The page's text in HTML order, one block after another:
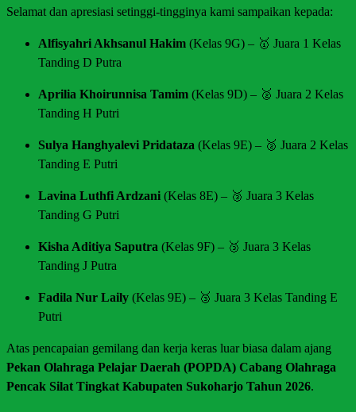
Selamat dan apresiasi setinggi-tingginya kami sampaikan kepada:
Alfisyahri Akhsanul Hakim (Kelas 9G) – 🥇 Juara 1 Kelas
Tanding D Putra
Aprilia Khoirunnisa Tamim (Kelas 9D) – 🥈 Juara 2 Kelas
Tanding H Putri
Sulya Hanghyalevi Pridataza (Kelas 9E) – 🥈 Juara 2 Kelas
Tanding E Putri
Lavina Luthfi Ardzani (Kelas 8E) – 🥉 Juara 3 Kelas
Tanding G Putri
Kisha Aditiya Saputra (Kelas 9F) – 🥉 Juara 3 Kelas
Tanding J Putra
Fadila Nur Laily (Kelas 9E) – 🥉 Juara 3 Kelas Tanding E
Putri
Atas pencapaian gemilang dan kerja keras luar biasa dalam ajang
Pekan Olahraga Pelajar Daerah (POPDA) Cabang Olahraga
Pencak Silat Tingkat Kabupaten Sukoharjo Tahun 2026.